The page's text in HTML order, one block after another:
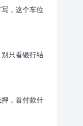
，这个车位
只看银行结
，首付款什